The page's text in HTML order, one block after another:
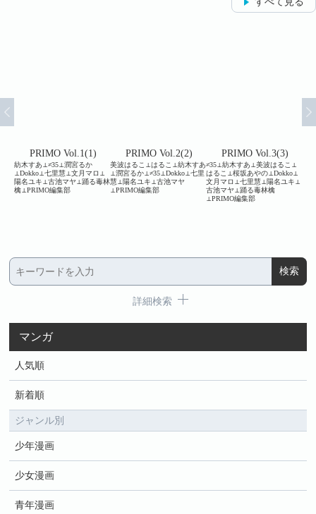
PRIMO Vol.1(1)
紡木すあ⊥≠35⊥潤宮るか
⊥Dokko⊥七里慧⊥文月マロ⊥
陽名ユキ⊥古池マヤ⊥踊る毒林
檎⊥PRIMO編集部
PRIMO Vol.2(2)
美波はるこ⊥はるこ⊥紡木すあ
⊥潤宮るか⊥≠35⊥Dokko⊥七里
慧⊥陽名ユキ⊥古池マヤ
⊥PRIMO編集部
PRIMO Vol.3(3)
≠35⊥紡木すあ⊥美波はるこ⊥
はるこ⊥桜坂あやの⊥Dokko⊥
文月マロ⊥七里慧⊥陽名ユキ⊥
古池マヤ⊥踊る毒林檎
⊥PRIMO編集部
詳細検索
マンガ
人気順
新着順
ジャンル別
少年漫画
少女漫画
青年漫画